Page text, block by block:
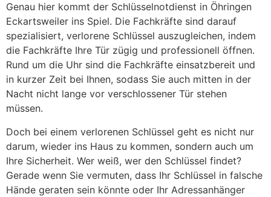
Genau hier kommt der Schlüsselnotdienst in Öhringen
Eckartsweiler ins Spiel. Die Fachkräfte sind darauf
spezialisiert, verlorene Schlüssel auszugleichen, indem
die Fachkräfte Ihre Tür zügig und professionell öffnen.
Rund um die Uhr sind die Fachkräfte einsatzbereit und
in kurzer Zeit bei Ihnen, sodass Sie auch mitten in der
Nacht nicht lange vor verschlossener Tür stehen
müssen.
Doch bei einem verlorenen Schlüssel geht es nicht nur
darum, wieder ins Haus zu kommen, sondern auch um
Ihre Sicherheit. Wer weiß, wer den Schlüssel findet?
Gerade wenn Sie vermuten, dass Ihr Schlüssel in falsche
Hände geraten sein könnte oder Ihr Adressanhänger